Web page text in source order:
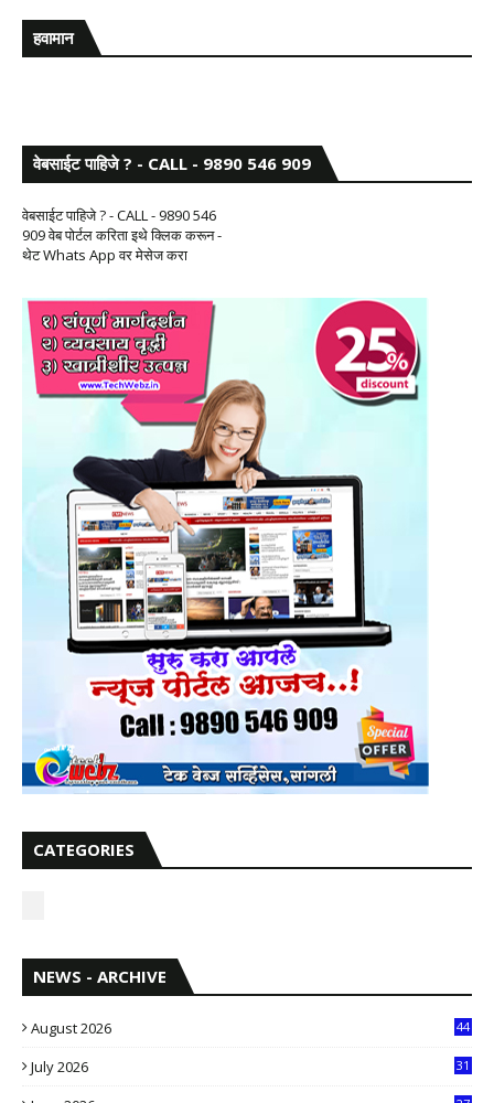
हवामान
वेबसाईट पाहिजे ? - CALL - 9890 546 909
वेबसाईट पाहिजे ? - CALL - 9890 546
909 वेब पोर्टल करिता इथे क्लिक करून -
थेट Whats App वर मेसेज करा
CATEGORIES
NEWS - ARCHIVE
August 2026 44
July 2026
31